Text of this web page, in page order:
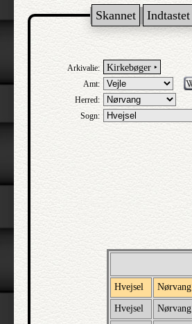
Skannet Indtastet
Arkivalie: Kirkebøger ‣
Amt:
Herred:
Sogn:
Hvejsel Nørvang
Hvejsel Nørvang